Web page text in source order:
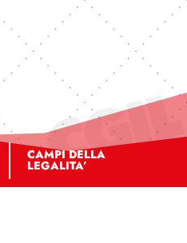
CAMPI DELLA
LEGALITA’